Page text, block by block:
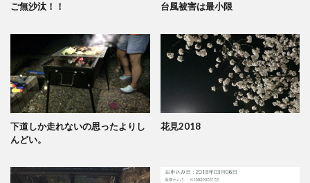
ご無沙汰！！ 台風被害は最小限
下道しか走れないの思ったよりし
んどい。
花見2018